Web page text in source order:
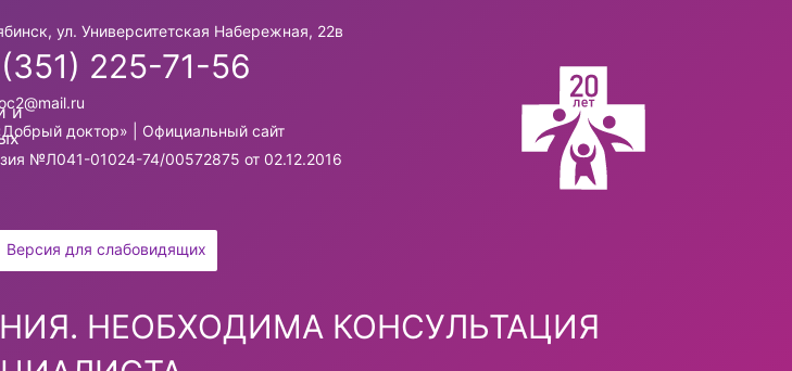
и
ул. Университетская Набережная, 22в
225-71-56
доктор» | Официальный сайт
№Л041-01024-74/00572875 от 02.12.2016
для слабовидящих
НЕОБХОДИМА КОНСУЛЬТАЦИЯ